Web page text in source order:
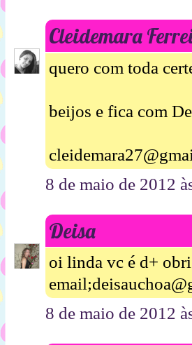
Cleidemara
quero com toda
beijos e fica com
8 de maio de 2012
Deisa
oi linda vc é d+
8 de maio de 2012